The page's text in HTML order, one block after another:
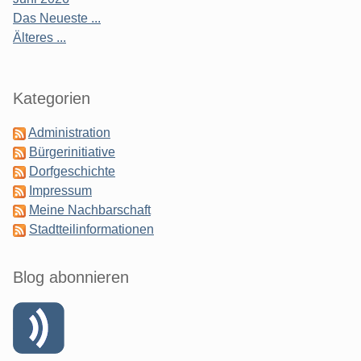
Das Neueste ...
Älteres ...
Kategorien
Administration
Bürgerinitiative
Dorfgeschichte
Impressum
Meine Nachbarschaft
Stadtteilinformationen
Blog abonnieren